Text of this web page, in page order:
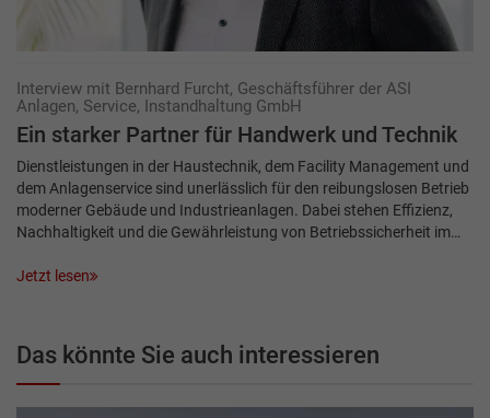
Interview mit Bernhard Furcht, Geschäftsführer der ASI
Anlagen, Service, Instandhaltung GmbH
Ein starker Partner für Handwerk und Technik
Dienstleistungen in der Haustechnik, dem Facility Management und
dem Anlagenservice sind unerlässlich für den reibungslosen Betrieb
moderner Gebäude und Industrieanlagen. Dabei stehen Effizienz,
Nachhaltigkeit und die Gewährleistung von Betriebssicherheit im…
Jetzt lesen
Das könnte Sie auch interessieren